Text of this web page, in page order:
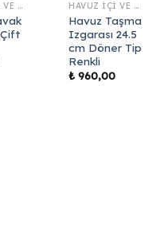
HAVUZ İÇI VE KENAR EKIPMANLARI HAVUZ İÇI VE KENAR EKIPMANLARI
Havuz Taşma
Izgarası 24.5
cm Döner Tip
Renkli
₺ 960,00